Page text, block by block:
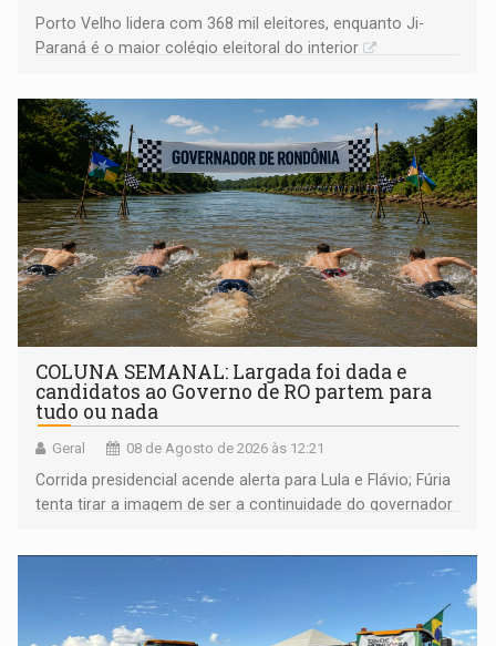
Porto Velho lidera com 368 mil eleitores, enquanto Ji-
Paraná é o maior colégio eleitoral do interior
COLUNA SEMANAL: Largada foi dada e
candidatos ao Governo de RO partem para
tudo ou nada
Geral 08 de Agosto de 2026 às 12:21
Corrida presidencial acende alerta para Lula e Flávio; Fúria
tenta tirar a imagem de ser a continuidade do governador
não ter entrado no modo eleição; ABAV faz evento em